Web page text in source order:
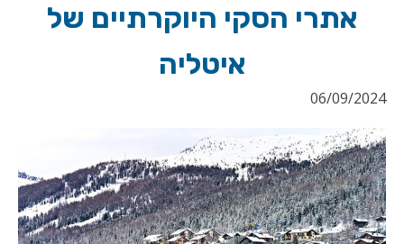
אתרי הסקי היוקרתיים של
איטליה
06/09/2024